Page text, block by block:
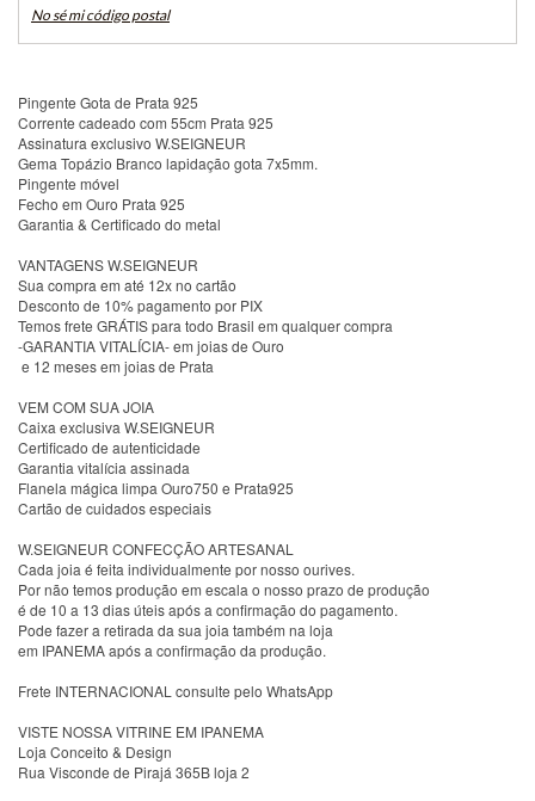
No sé mi código postal
Pingente Gota de Prata 925
Corrente cadeado com 55cm Prata 925
Assinatura exclusivo W.SEIGNEUR
Gema Topázio Branco lapidação gota 7x5mm.
Pingente móvel
Fecho em Ouro Prata 925
Garantia & Certificado do metal
VANTAGENS W.SEIGNEUR
Sua compra em até 12x no cartão
Desconto de 10% pagamento por PIX
Temos frete GRÁTIS para todo Brasil em qualquer compra
-GARANTIA VITALÍCIA- em joias de Ouro
e 12 meses em joias de Prata
VEM COM SUA JOIA
Caixa exclusiva W.SEIGNEUR
Certificado de autenticidade
Garantia vitalícia assinada
Flanela mágica limpa Ouro750 e Prata925
Cartão de cuidados especiais
W.SEIGNEUR CONFECÇÃO ARTESANAL
Cada joia é feita individualmente por nosso ourives.
Por não temos produção em escala o nosso prazo de produção
é de 10 a 13 dias úteis após a confirmação do pagamento.
Pode fazer a retirada da sua joia também na loja
em IPANEMA após a confirmação da produção.
Frete INTERNACIONAL consulte pelo WhatsApp
VISTE NOSSA VITRINE EM IPANEMA
Loja Conceito & Design
Rua Visconde de Pirajá 365B loja 2